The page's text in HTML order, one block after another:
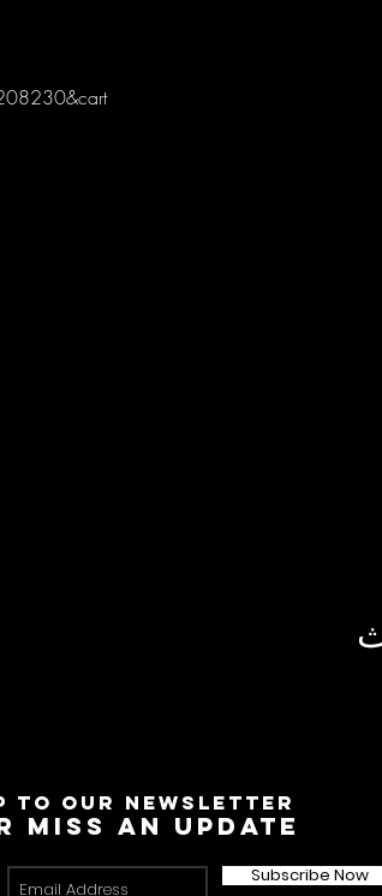
to Our Newsletter
miss an update
Subscribe Now